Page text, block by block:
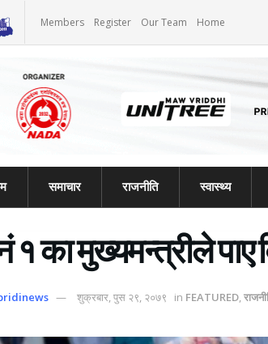
Members Register Our Team Home
समाचार राजनीति स्वास्थ्य
१ का मुख्यमन्त्रीले पाए
शुक्रबार, पुस २९, २०७९ in FEATURED,